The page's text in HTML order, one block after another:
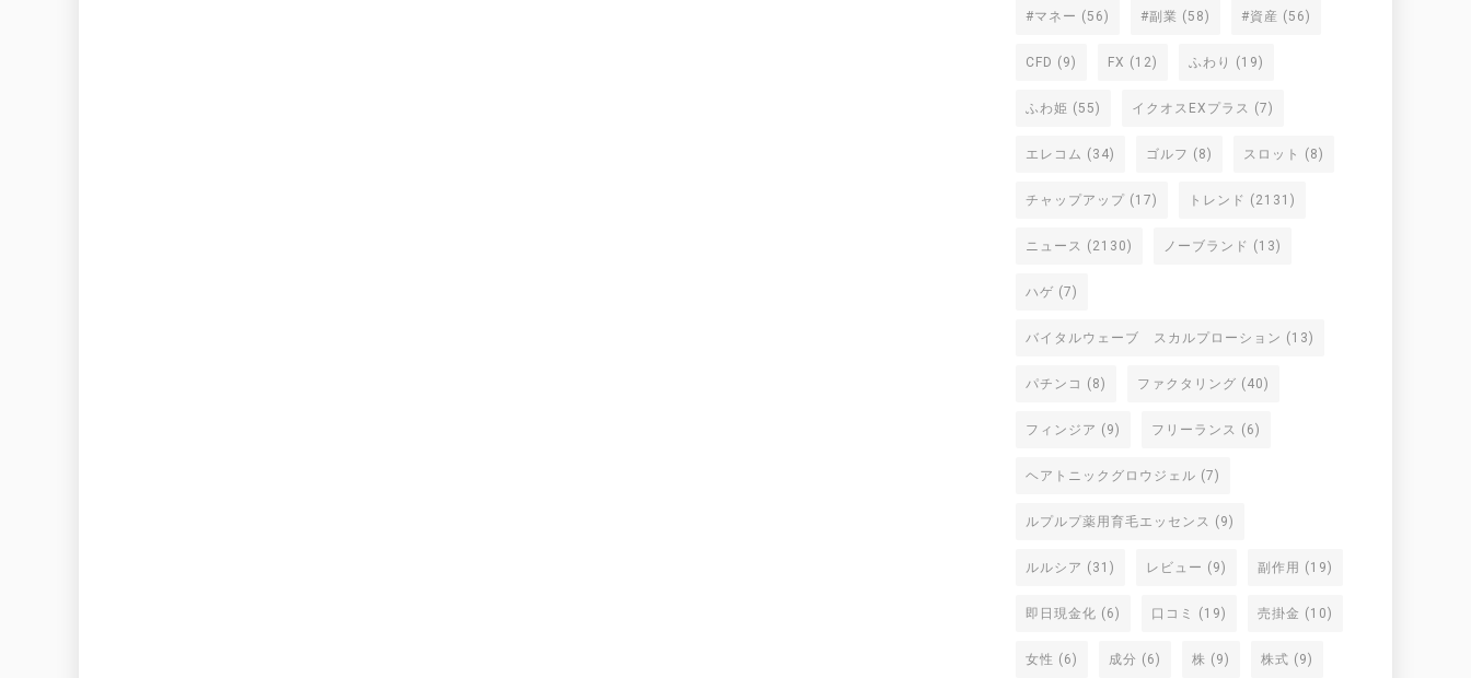
#マネー (56) #副業 (58) #資産 (56)
CFD (9) FX (12) ふわり (19)
ふわ姫 (55) イクオスEXプラス (7)
エレコム (34) ゴルフ (8) スロット (8)
チャップアップ (17) トレンド (2131)
ニュース (2130) ノーブランド (13)
ハゲ (7)
バイタルウェーブ スカルプローション (13)
パチンコ (8) ファクタリング (40)
フィンジア (9) フリーランス (6)
ヘアトニックグロウジェル (7)
ルプルプ薬用育毛エッセンス (9)
ルルシア (31) レビュー (9) 副作用 (19)
即日現金化 (6) 口コミ (19) 売掛金 (10)
女性 (6) 成分 (6) 株 (9) 株式 (9)